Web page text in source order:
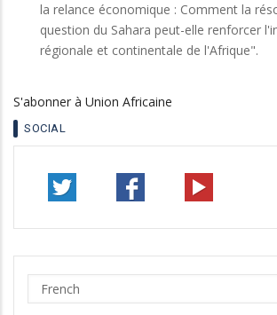
la relance économique : Comment la
question du Sahara peut-elle renforcer
régionale et continentale de l'Afrique".
S'abonner à Union Africaine
SOCIAL
Select
your